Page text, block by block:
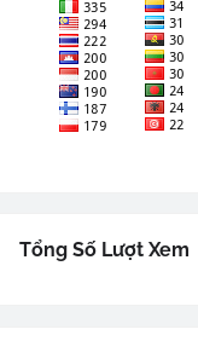
Tổng Số Lượt Xem